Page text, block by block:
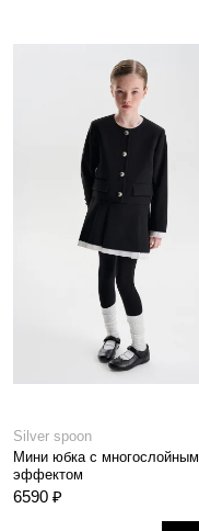
Silver spoon
Мини юбка с многослойным
эффектом
6590 ₽